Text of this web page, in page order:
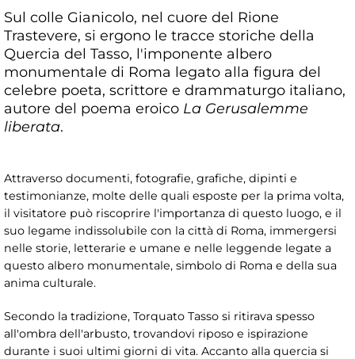
Sul colle Gianicolo, nel cuore del Rione
Trastevere, si ergono le tracce storiche della
Quercia del Tasso, l'imponente albero
monumentale di Roma legato alla figura del
celebre poeta, scrittore e drammaturgo italiano,
autore del poema eroico La Gerusalemme
liberata.
Attraverso documenti, fotografie, grafiche, dipinti e
testimonianze, molte delle quali esposte per la prima volta,
il visitatore può riscoprire l'importanza di questo luogo, e il
suo legame indissolubile con la città di Roma, immergersi
nelle storie, letterarie e umane e nelle leggende legate a
questo albero monumentale, simbolo di Roma e della sua
anima culturale.
Secondo la tradizione, Torquato Tasso si ritirava spesso
all'ombra dell'arbusto, trovandovi riposo e ispirazione
durante i suoi ultimi giorni di vita. Accanto alla quercia si